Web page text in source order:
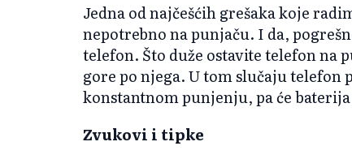
Jedna od najčešćih grešaka koje
nepotrebno na punjaču. I da,
telefon. Što duže ostavite telefon na
gore po njega. U tom slučaju telefon
konstantnom punjenju, pa će
Zvukovi i tipke